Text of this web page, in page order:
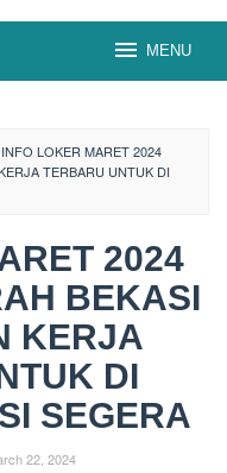
MENU
INFO LOKER MARET 2024
TERBARU UNTUK DI
2024
BEKASI
KERJA
DI
SEGERA
22, 2024